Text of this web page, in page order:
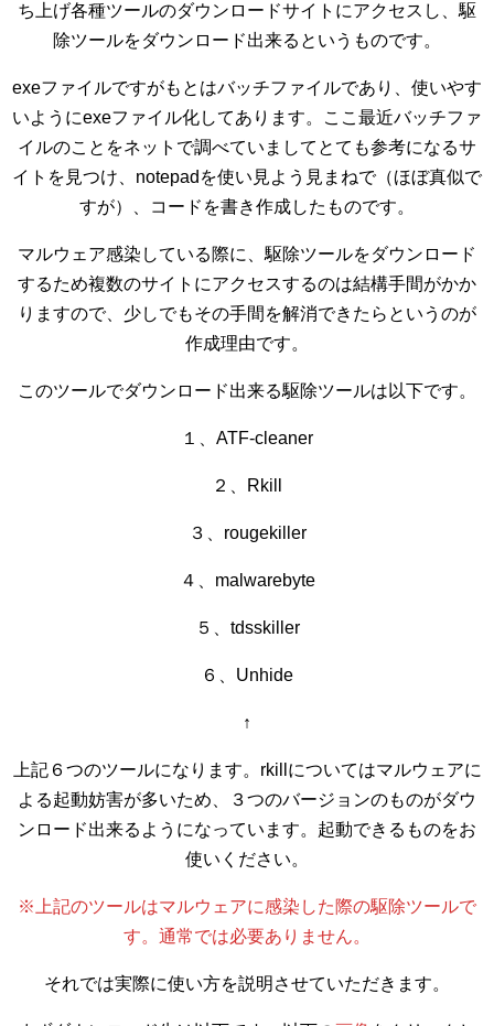
ち上げ各種ツールのダウンロードサイトにアクセスし、駆
除ツールをダウンロード出来るというものです。
exeファイルですがもとはバッチファイルであり、使いやす
いようにexeファイル化してあります。ここ最近バッチファ
イルのことをネットで調べていましてとても参考になるサ
イトを見つけ、notepadを使い見よう見まねで（ほぼ真似で
すが）、コードを書き作成したものです。
マルウェア感染している際に、駆除ツールをダウンロード
するため複数のサイトにアクセスするのは結構手間がかか
りますので、少しでもその手間を解消できたらというのが
作成理由です。
このツールでダウンロード出来る駆除ツールは以下です。
１、ATF-cleaner
２、Rkill
３、rougekiller
４、malwarebyte
５、tdsskiller
６、Unhide
↑
上記６つのツールになります。rkillについてはマルウェアに
よる起動妨害が多いため、３つのバージョンのものがダウ
ンロード出来るようになっています。起動できるものをお
使いください。
※上記のツールはマルウェアに感染した際の駆除ツールで
す。通常では必要ありません。
それでは実際に使い方を説明させていただきます。